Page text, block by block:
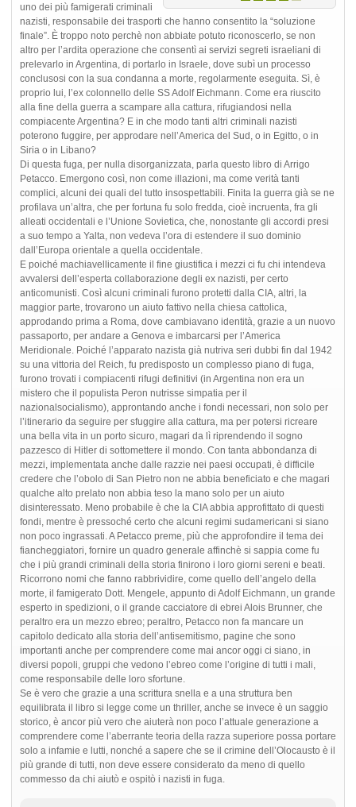
uno dei più famigerati criminali
nazisti, responsabile dei trasporti che hanno consentito la “soluzione
finale”. È troppo noto perchè non abbiate potuto riconoscerlo, se non
altro per l’ardita operazione che consentì ai servizi segreti israeliani di
prelevarlo in Argentina, di portarlo in Israele, dove subì un processo
conclusosi con la sua condanna a morte, regolarmente eseguita. Sì, è
proprio lui, l’ex colonnello delle SS Adolf Eichmann. Come era riuscito
alla fine della guerra a scampare alla cattura, rifugiandosi nella
compiacente Argentina? E in che modo tanti altri criminali nazisti
poterono fuggire, per approdare nell’America del Sud, o in Egitto, o in
Siria o in Libano?
Di questa fuga, per nulla disorganizzata, parla questo libro di Arrigo
Petacco. Emergono così, non come illazioni, ma come verità tanti
complici, alcuni dei quali del tutto insospettabili. Finita la guerra già se ne
profilava un’altra, che per fortuna fu solo fredda, cioè incruenta, fra gli
alleati occidentali e l’Unione Sovietica, che, nonostante gli accordi presi
a suo tempo a Yalta, non vedeva l’ora di estendere il suo dominio
dall’Europa orientale a quella occidentale.
E poiché machiavellicamente il fine giustifica i mezzi ci fu chi intendeva
avvalersi dell’esperta collaborazione degli ex nazisti, per certo
anticomunisti. Così alcuni criminali furono protetti dalla CIA, altri, la
maggior parte, trovarono un aiuto fattivo nella chiesa cattolica,
approdando prima a Roma, dove cambiavano identità, grazie a un nuovo
passaporto, per andare a Genova e imbarcarsi per l’America
Meridionale. Poiché l’apparato nazista già nutriva seri dubbi fin dal 1942
su una vittoria del Reich, fu predisposto un complesso piano di fuga,
furono trovati i compiacenti rifugi definitivi (in Argentina non era un
mistero che il populista Peron nutrisse simpatia per il
nazionalsocialismo), approntando anche i fondi necessari, non solo per
l’itinerario da seguire per sfuggire alla cattura, ma per potersi ricreare
una bella vita in un porto sicuro, magari da lì riprendendo il sogno
pazzesco di Hitler di sottomettere il mondo. Con tanta abbondanza di
mezzi, implementata anche dalle razzie nei paesi occupati, è difficile
credere che l’obolo di San Pietro non ne abbia beneficiato e che magari
qualche alto prelato non abbia teso la mano solo per un aiuto
disinteressato. Meno probabile è che la CIA abbia approfittato di questi
fondi, mentre è pressoché certo che alcuni regimi sudamericani si siano
non poco ingrassati. A Petacco preme, più che approfondire il tema dei
fiancheggiatori, fornire un quadro generale affinchè si sappia come fu
che i più grandi criminali della storia finirono i loro giorni sereni e beati.
Ricorrono nomi che fanno rabbrividire, come quello dell’angelo della
morte, il famigerato Dott. Mengele, appunto di Adolf Eichmann, un grande
esperto in spedizioni, o il grande cacciatore di ebrei Alois Brunner, che
peraltro era un mezzo ebreo; peraltro, Petacco non fa mancare un
capitolo dedicato alla storia dell’antisemitismo, pagine che sono
importanti anche per comprendere come mai ancor oggi ci siano, in
diversi popoli, gruppi che vedono l’ebreo come l’origine di tutti i mali,
come responsabile delle loro sfortune.
Se è vero che grazie a una scrittura snella e a una struttura ben
equilibrata il libro si legge come un thriller, anche se invece è un saggio
storico, è ancor più vero che aiuterà non poco l’attuale generazione a
comprendere come l’aberrante teoria della razza superiore possa portare
solo a infamie e lutti, nonché a sapere che se il crimine dell’Olocausto è il
più grande di tutti, non deve essere considerato da meno di quello
commesso da chi aiutò e ospitò i nazisti in fuga.